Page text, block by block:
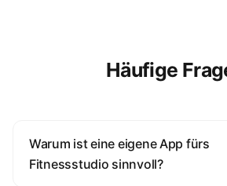
Häufige
Warum ist eine eigene App fürs
Fitnessstudio sinnvoll?